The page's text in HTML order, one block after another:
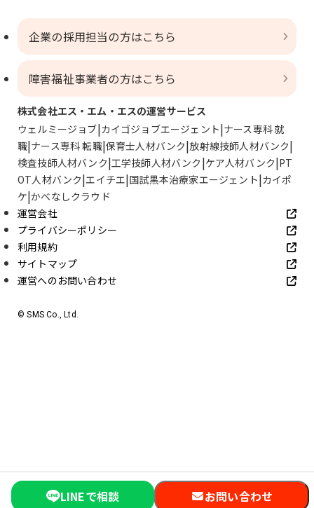
LINEで相談 お問い合わせ
企業の採用担当の方はこちら
障害福祉事業者の方はこちら
株式会社エス・エム・エスの運営サービス
ウェルミージョブ カイゴジョブエージェント ナース専科 就
職 ナース専科 転職 保育士人材バンク 放射線技師人材バンク
検査技師人材バンク 工学技師人材バンク ケア人材バンク PT
OT人材バンク エイチエ 国試黒本治療家エージェント カイポ
ケ かべなしクラウド
運営会社
プライバシーポリシー
利用規約
サイトマップ
運営へのお問い合わせ
© SMS Co., Ltd.